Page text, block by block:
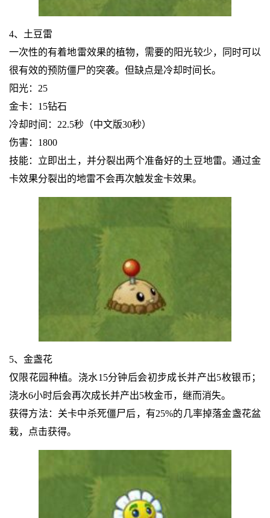
4、土豆雷
一次性的有着地雷效果的植物，需要的阳光较少，同时可以
很有效的预防僵尸的突袭。但缺点是冷却时间长。
阳光：25
金卡：15钻石
冷却时间：22.5秒（中文版30秒）
伤害：1800
技能：立即出土，并分裂出两个准备好的土豆地雷。通过金
卡效果分裂出的地雷不会再次触发金卡效果。
5、金盏花
仅限花园种植。浇水15分钟后会初步成长并产出5枚银币；
浇水6小时后会再次成长并产出5枚金币，继而消失。
获得方法：关卡中杀死僵尸后，有25%的几率掉落金盏花盆
栽，点击获得。